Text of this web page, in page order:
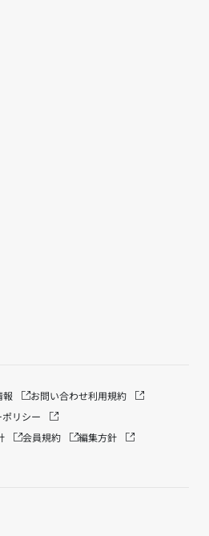
報 お問い合わせ利用規約
リシー
会員規約
編集方針